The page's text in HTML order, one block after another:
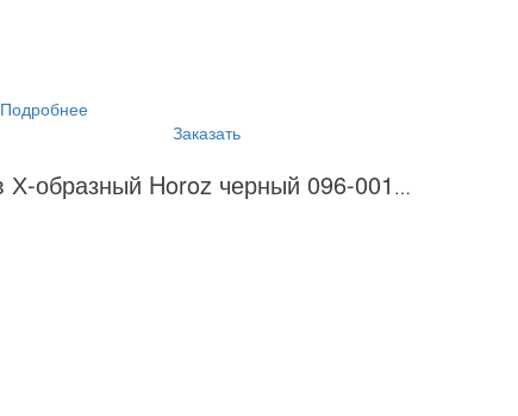
Подробнее
Заказать
Соединитель для шинопроводов Х-образный Horoz черный 096-001-0003 HRZ00000912